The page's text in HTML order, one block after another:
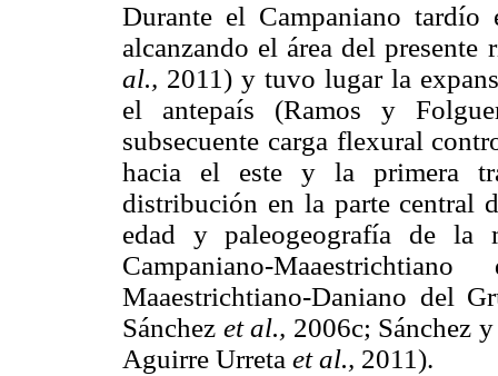
Durante el Campaniano
alcanzando el área del presente
al., 2011) y tuvo lugar la
el antepaís (Ramos y
subsecuente carga flexural
hacia el este y la primera
distribución en la parte central
edad y paleogeografía de la
Campaniano-
Maaestrichtiano-Daniano del
Sánchez et al., 2006c; Sánchez
Aguirre Urreta et al., 2011).